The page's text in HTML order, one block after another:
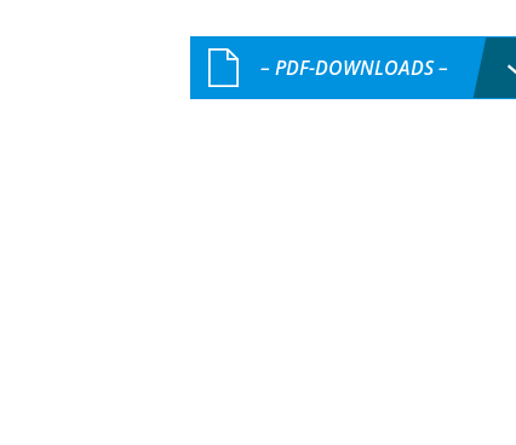
– PDF-DOWNLOADS –